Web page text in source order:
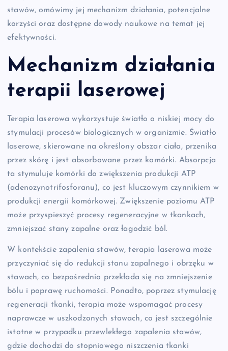
stawów, omówimy jej mechanizm działania, potencjalne
korzyści oraz dostępne dowody naukowe na temat jej
efektywności.
Mechanizm działania
terapii laserowej
Terapia laserowa wykorzystuje światło o niskiej mocy do
stymulacji procesów biologicznych w organizmie. Światło
laserowe, skierowane na określony obszar ciała, przenika
przez skórę i jest absorbowane przez komórki. Absorpcja
ta stymuluje komórki do zwiększenia produkcji ATP
(adenozynotrifosforanu), co jest kluczowym czynnikiem w
produkcji energii komórkowej. Zwiększenie poziomu ATP
może przyspieszyć procesy regeneracyjne w tkankach,
zmniejszać stany zapalne oraz łagodzić ból.
W kontekście zapalenia stawów, terapia laserowa może
przyczyniać się do redukcji stanu zapalnego i obrzęku w
stawach, co bezpośrednio przekłada się na zmniejszenie
bólu i poprawę ruchomości. Ponadto, poprzez stymulację
regeneracji tkanki, terapia może wspomagać procesy
naprawcze w uszkodzonych stawach, co jest szczególnie
istotne w przypadku przewlekłego zapalenia stawów,
gdzie dochodzi do stopniowego niszczenia tkanki